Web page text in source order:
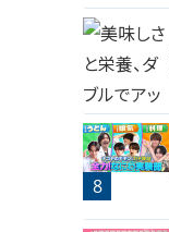
6
8